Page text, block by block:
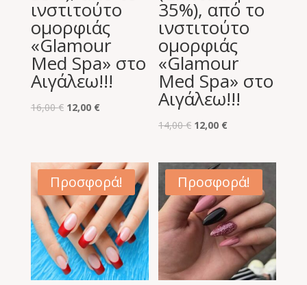
ινστιτούτο
ομορφιάς
«Glamour
Med Spa» στο
Αιγάλεω!!!
16,00€ Original
16,00 €.
12,00 €Η
είναι:
12,00 €.
35%), από το
ινστιτούτο
ομορφιάς
«Glamour
Med Spa» στο
Αιγάλεω!!!
14,00€ Original
was:
14,00 €.
12,00 €
τιμή
είναι:
12,00 €.
Προσφορά! Προσφορά!